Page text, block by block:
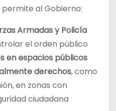
al Gobierno:
Armadas y Policía
el orden público
en espacios públicos
derechos, como
en zonas con
ciudadana